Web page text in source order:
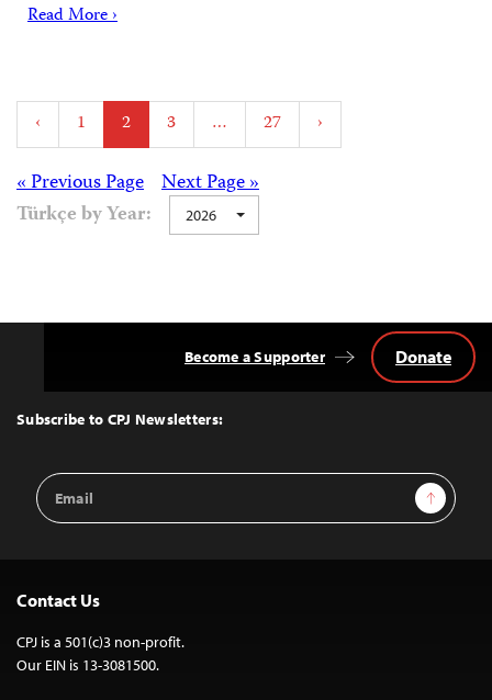
Read More ›
Posts
pagination
‹ 1 2 3 … 27 ›
Posts
navigation
Next Page »
« Previous Page
Türkçe by Year:
2026
Top
Subscribe to CPJ Newsletters:
Email
Address
Sign Up
Become a Supporter Donate
Contact Us
CPJ is a 501(c)3 non-profit.
Our EIN is 13-3081500.